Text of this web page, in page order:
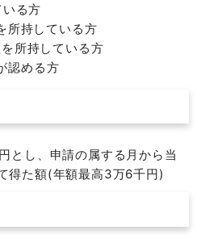
る方
所持している方
所持している方
認める方
とし、申請の属する月から当
得た額(年額最高3万6千円)